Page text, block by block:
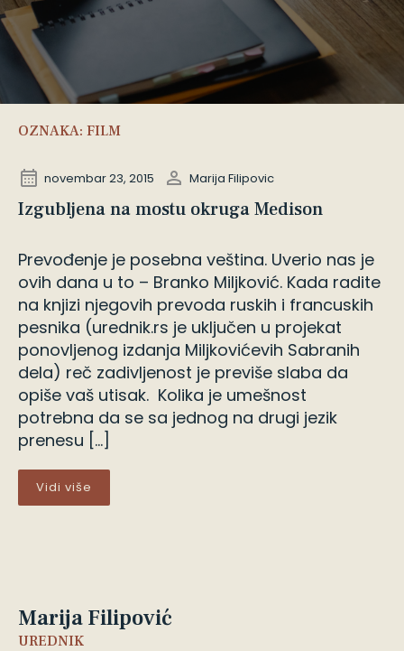
OZNAKA: FILM
Marija Filipović
UREDNIK
novembar 23, 2015 Marija Filipovic
Izgubljena na mostu okruga Medison
Prevođenje je posebna veština. Uverio nas je
ovih dana u to – Branko Miljković. Kada radite
na knjizi njegovih prevoda ruskih i francuskih
pesnika (urednik.rs je uključen u projekat
ponovljenog izdanja Miljkovićevih Sabranih
dela) reč zadivljenost je previše slaba da
opiše vaš utisak. Kolika je umešnost
potrebna da se sa jednog na drugi jezik
prenesu […]
Vidi više